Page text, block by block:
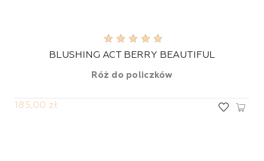
BLUSHING ACT BERRY BEAUTIFUL
Róż do policzków
185,00 zł